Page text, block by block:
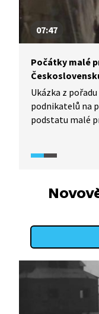
07:47
Počátky malé
Ukázka z
podnikatelů na
podstatu malé
s Miroslavem